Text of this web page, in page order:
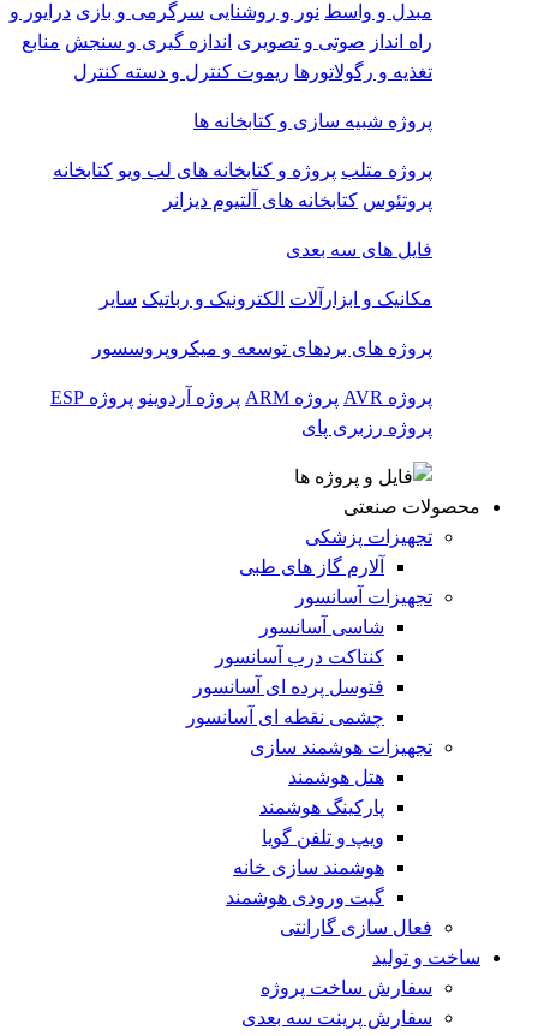
مبدل و واسط نور و روشنایی سرگرمی و بازی درایور و
راه انداز صوتی و تصویری اندازه گیری و سنجش منابع
تغذیه و رگولاتورها ریموت کنترل و دسته کنترل
پروژه شبیه سازی و کتابخانه ها
پروژه متلب پروژه و کتابخانه های لب ویو کتابخانه
پروتئوس کتابخانه های آلتیوم دیزانر
فایل های سه بعدی
مکانیک و ابزارآلات الکترونیک و رباتیک سایر
پروژه های بردهای توسعه و میکروپروسسور
پروژه AVR پروژه ARM پروژه آردوینو پروژه ESP
پروژه رزبری پای
محصولات صنعتی
تجهیزات پزشکی
آلارم گاز های طبی
تجهیزات آسانسور
شاسی آسانسور
کنتاکت درب آسانسور
فتوسل پرده ای آسانسور
چشمی نقطه ای آسانسور
تجهیزات هوشمند سازی
هتل هوشمند
پارکینگ هوشمند
ویپ و تلفن گویا
هوشمند سازی خانه
گیت ورودی هوشمند
فعال سازی گارانتی
ساخت و تولید
سفارش ساخت پروژه
سفارش پرینت سه بعدی